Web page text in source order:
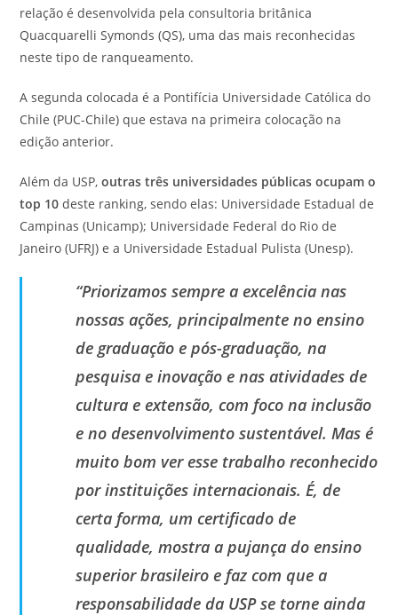
relação é desenvolvida pela consultoria britânica
Quacquarelli Symonds (QS), uma das mais reconhecidas
neste tipo de ranqueamento.
A segunda colocada é a Pontifícia Universidade Católica do
Chile (PUC-Chile) que estava na primeira colocação na
edição anterior.
Além da USP,outras três universidades públicas ocupam o
top 10deste ranking, sendo elas: Universidade Estadual de
Campinas (Unicamp); Universidade Federal do Rio de
Janeiro (UFRJ) e a Universidade Estadual Pulista (Unesp).
“Priorizamos sempre a excelência nas
nossas ações, principalmente no ensino
de graduação e pós-graduação, na
pesquisa e inovação e nas atividades de
cultura e extensão, com foco na inclusão
e no desenvolvimento sustentável. Mas é
muito bom ver esse trabalho reconhecido
por instituições internacionais. É, de
certa forma, um certificado de
qualidade, mostra a pujança do ensino
superior brasileiro e faz com que a
responsabilidade da USP se torne ainda